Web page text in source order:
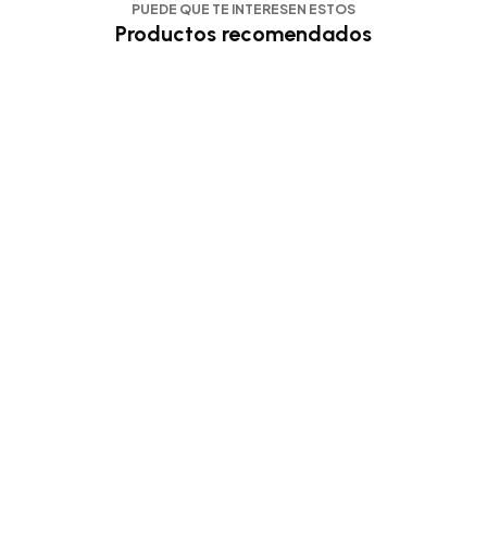
PUEDE QUE TE INTERESEN ESTOS
Productos recomendados